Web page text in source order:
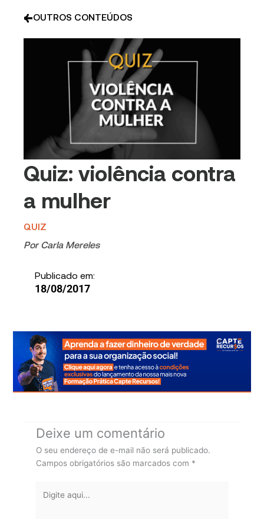
OUTROS CONTEÚDOS
Quiz: violência contra
a mulher
QUIZ
Por Carla Mereles
Publicado em:
18/08/2017
Deixe um comentário
O seu endereço de e-mail não será publicado.
Campos obrigatórios são marcados com *
aqui...